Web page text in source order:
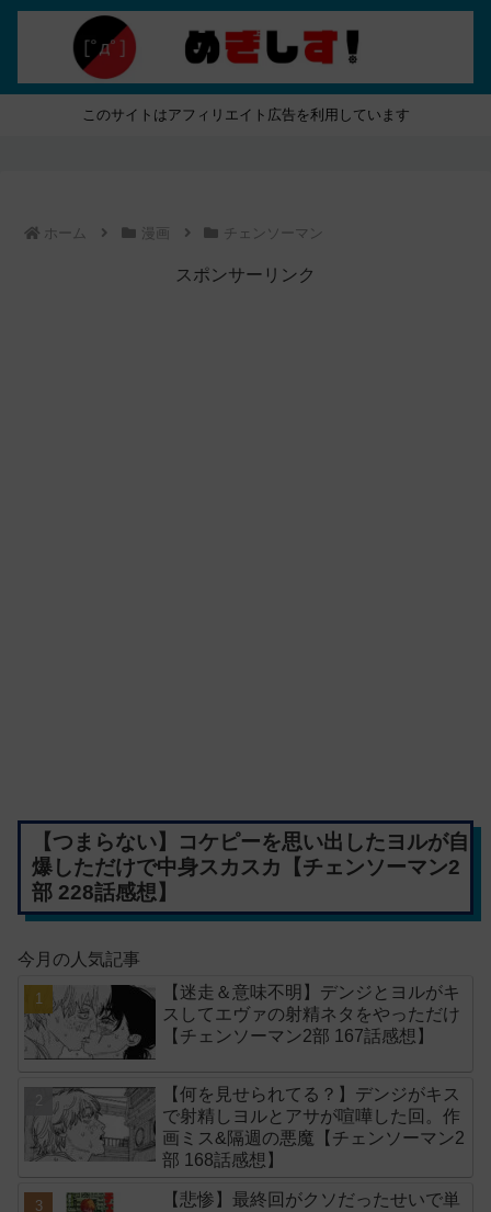
このサイトはアフィリエイト広告を利用しています
ホーム 漫画 チェンソーマン
スポンサーリンク
【つまらない】コケピーを思い出したヨルが自
爆しただけで中身スカスカ【チェンソーマン2
部 228話感想】
今月の人気記事
【迷走＆意味不明】デンジとヨルがキ
スしてエヴァの射精ネタをやっただけ
【チェンソーマン2部 167話感想】
【何を見せられてる？】デンジがキス
で射精しヨルとアサが喧嘩した回。作
画ミス&隔週の悪魔【チェンソーマン2
部 168話感想】
【悲惨】最終回がクソだったせいで単